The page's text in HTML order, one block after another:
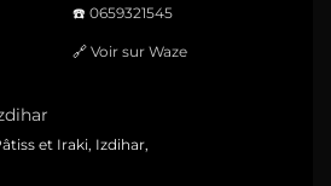
☎️ 0659321545
🔗 Voir sur Waze
et Iraki, Izdihar,